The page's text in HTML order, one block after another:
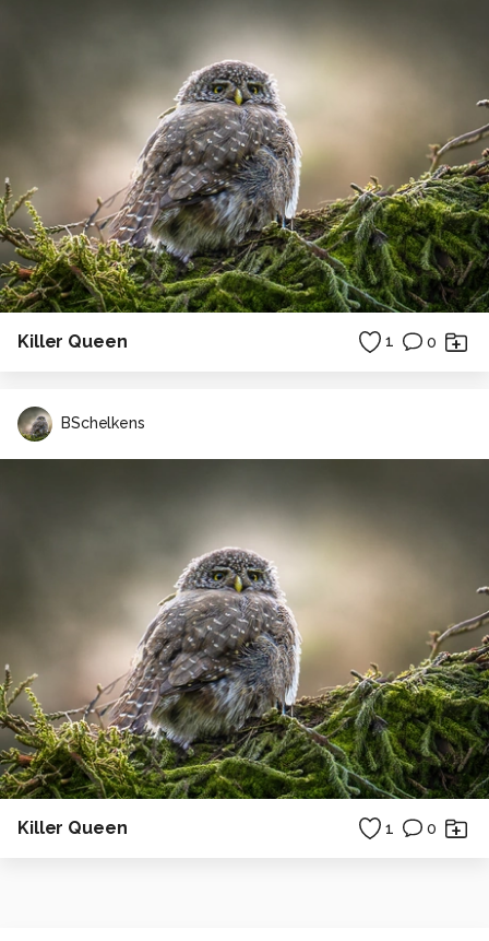
Killer Queen 1 0
BSchelkens
Killer Queen 1 0